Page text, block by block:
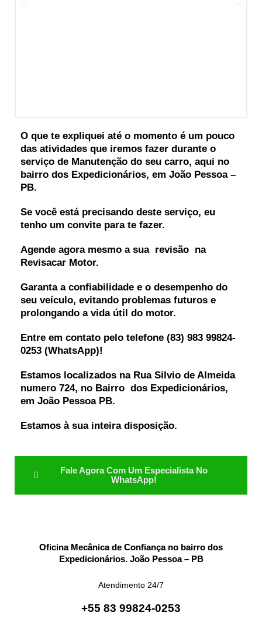
O que te expliquei até o momento é um pouco
das atividades que iremos fazer durante o
serviço de Manutenção do seu carro, aqui no
bairro dos Expedicionários, em João Pessoa –
PB.
Se você está precisando deste serviço, eu
tenho um convite para te fazer.
Agende agora mesmo a sua revisão na
Revisacar Motor.
Garanta a confiabilidade e o desempenho do
seu veículo, evitando problemas futuros e
prolongando a vida útil do motor.
Entre em contato pelo telefone (83) 983 99824-
0253 (WhatsApp)!
Estamos localizados na Rua Silvio de Almeida
numero 724, no Bairro dos Expedicionários,
em João Pessoa PB.
Estamos à sua inteira disposição.
Fale Agora Com Um Especialista No
WhatsApp!
Oficina Mecânica de Confiança no bairro dos
Expedicionários. João Pessoa – PB
Atendimento 24/7
+55 83 99824-0253